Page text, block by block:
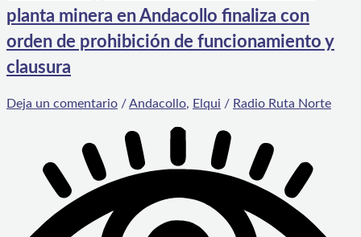
planta minera en Andacollo finaliza con
orden de prohibición de funcionamiento y
clausura
Deja un comentario /Andacollo, Elqui / Radio Ruta Norte